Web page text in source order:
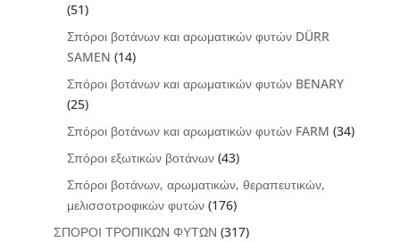
(51)
Σπόροι βοτάνων και αρωματικών φυτών DÜRR
SAMEN (14)
Σπόροι βοτάνων και αρωματικών φυτών BENARY
(25)
Σπόροι βοτάνων και αρωματικών φυτών FARM (34)
Σπόροι εξωτικών βοτάνων (43)
Σπόροι βοτάνων, αρωματικών, θεραπευτικών,
μελισσοτροφικών φυτών (176)
ΣΠΟΡΟΙ ΤΡΟΠΙΚΩΝ ΦΥΤΩΝ (317)